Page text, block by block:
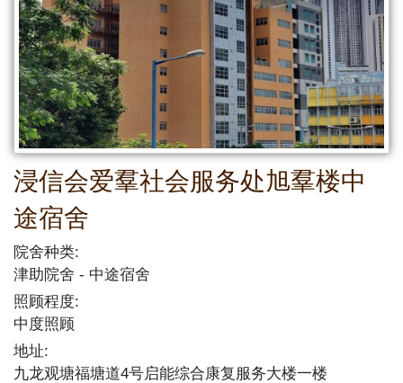
浸信会爱羣社会服务处旭羣楼中
途宿舍
院舍种类:
津助院舍
中途宿舍
照顾程度:
中度照顾
地址:
九龙观塘福塘道4号启能综合康复服务大楼一楼